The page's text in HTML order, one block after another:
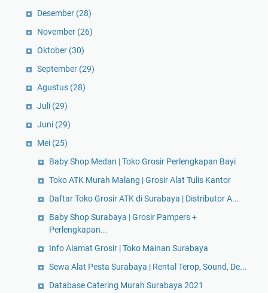
Desember (28)
November (26)
Oktober (30)
September (29)
Agustus (28)
Juli (29)
Juni (29)
Mei (25)
Baby Shop Medan | Toko Grosir Perlengkapan Bayi
Toko ATK Murah Malang | Grosir Alat Tulis Kantor
Daftar Toko Grosir ATK di Surabaya | Distributor A...
Baby Shop Surabaya | Grosir Pampers +
Perlengkapan...
Info Alamat Grosir | Toko Mainan Surabaya
Sewa Alat Pesta Surabaya | Rental Terop, Sound, De...
Database Catering Murah Surabaya 2021